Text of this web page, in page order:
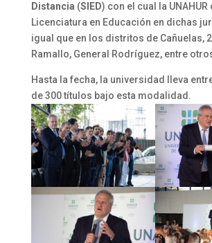
Distancia (SIED) con el cual la
Licenciatura en Educación en dichas
igual que en los distritos de Cañuelas,
Ramallo, General Rodríguez, entre
Hasta la fecha, la universidad lleva
de 300 títulos bajo esta modalidad.